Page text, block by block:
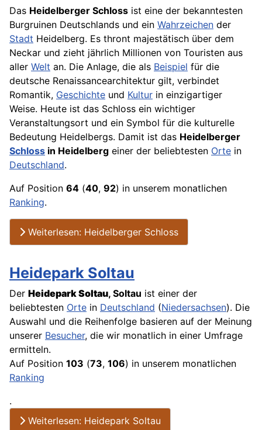
Das Heidelberger Schloss ist eine der bekanntesten
Burgruinen Deutschlands und ein Wahrzeichen der
Stadt Heidelberg. Es thront majestätisch über dem
Neckar und zieht jährlich Millionen von Touristen aus
aller Welt an. Die Anlage, die als Beispiel für die
deutsche Renaissancearchitektur gilt, verbindet
Romantik, Geschichte und Kultur in einzigartiger
Weise. Heute ist das Schloss ein wichtiger
Veranstaltungsort und ein Symbol für die kulturelle
Bedeutung Heidelbergs. Damit ist das Heidelberger
Schloss in Heidelberg einer der beliebtesten Orte in
Deutschland.
Auf Position 64 (40, 92) in unserem monatlichen
Ranking.
Weiterlesen: Heidelberger Schloss
Heidepark Soltau
Der Heidepark Soltau, Soltau ist einer der
beliebtesten Orte in Deutschland (Niedersachsen). Die
Auswahl und die Reihenfolge basieren auf der Meinung
unserer Besucher, die wir monatlich in einer Umfrage
ermitteln.
Auf Position 103 (73, 106) in unserem monatlichen
Ranking
.
Weiterlesen: Heidepark Soltau